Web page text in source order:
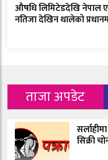
औषधि लिमिटेडदेखि नेपाल
नतिजा देखिन थालेको
ताजा अपडेट
सिक्री